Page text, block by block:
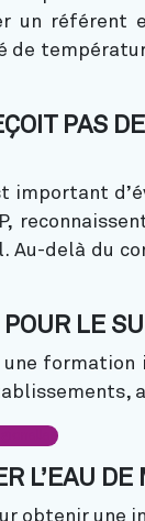
un
de
PAS
Au-delà du
LE
L’EAU
obtenir